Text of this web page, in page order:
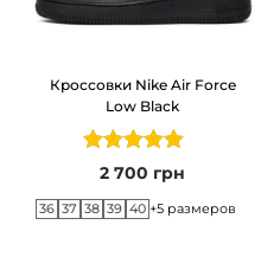
Кроссовки Nike Air Force
Low Black
2 700 грн
36 37 38 39 40 +5 размеров